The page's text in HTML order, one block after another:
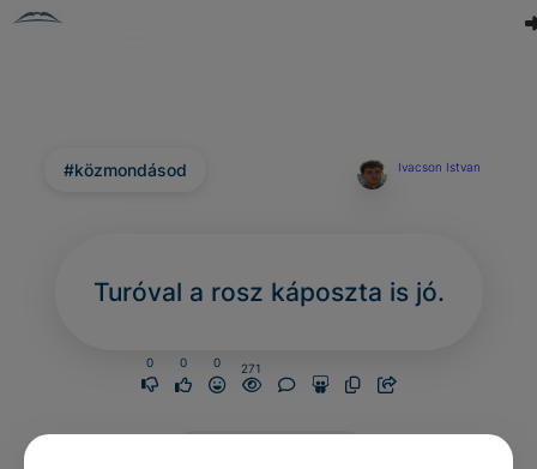
#közmondásod Ivacson Istvan
Turóval a rosz káposzta is jó.
0 0 0 271